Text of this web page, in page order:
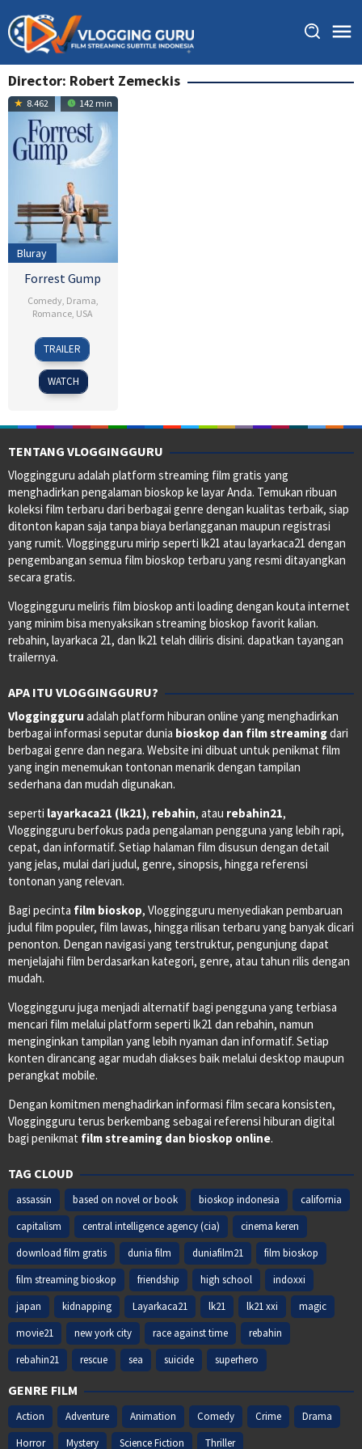
to
content
Director: Robert Zemeckis
8.462 142 min
Bluray
Forrest Gump
Comedy, Drama
Romance USA
23
Jun
1994
Robert
Zemeckis
TRAILER
WATCH
TENTANG VLOGGINGGURU
Vloggingguru adalah platform streaming film gratis yang
menghadirkan pengalaman bioskop ke layar Anda. Temukan ribuan
koleksi film terbaru dari berbagai genre dengan kualitas terbaik, siap
ditonton kapan saja tanpa biaya berlangganan maupun registrasi
yang rumit. Vloggingguru mirip seperti lk21 atau layarkaca21 dengan
pengembangan semua film bioskop terbaru yang resmi ditayangkan
secara gratis.
Vloggingguru meliris film bioskop anti loading dengan kouta internet
yang minim bisa menyaksikan streaming bioskop favorit kalian.
rebahin, layarkaca 21, dan lk21 telah diliris disini. dapatkan tayangan
trailernya.
APA ITU VLOGGINGGURU?
Vloggingguru adalah platform hiburan online yang menghadirkan
berbagai informasi seputar dunia bioskop dan film streamingdari
berbagai genre dan negara. Website ini dibuat untuk penikmat film
yang ingin menemukan tontonan menarik dengan tampilan
sederhana dan mudah digunakan.
seperti layarkaca21 (lk21), rebahin, atau rebahin21,
Vloggingguru berfokus pada pengalaman pengguna yang lebih rapi,
cepat, dan informatif. Setiap halaman film disusun dengan detail
yang jelas, mulai dari judul, genre, sinopsis, hingga referensi
tontonan yang relevan.
Bagi pecinta film bioskop, Vloggingguru menyediakan pembaruan
judul film populer, film lawas, hingga rilisan terbaru yang banyak dicari
penonton. Dengan navigasi yang terstruktur, pengunjung dapat
menjelajahi film berdasarkan kategori, genre, atau tahun rilis dengan
mudah.
Vloggingguru juga menjadi alternatif bagi pengguna yang terbiasa
mencari film melalui platform seperti lk21 dan rebahin, namun
menginginkan tampilan yang lebih nyaman dan informatif. Setiap
konten dirancang agar mudah diakses baik melalui desktop maupun
perangkat mobile.
Dengan komitmen menghadirkan informasi film secara konsisten,
Vloggingguru terus berkembang sebagai referensi hiburan digital
bagi penikmat film streaming dan bioskop online.
TAG CLOUD
assassin based on novel or book bioskop indonesia
california
capitalism
central intelligence agency (cia)
cinema keren
download film gratis
dunia film duniafilm21
film bioskop
film streaming bioskop
friendship high school
indoxxi
japan
kidnapping Layarkaca21 lk21 lk21 xxi
magic
movie21
new york city race against time
rebahin
rebahin21
rescue sea suicide superhero
GENRE FILM
Action Adventure Animation Comedy Crime
Drama
Horror
Mystery Science Fiction Thriller